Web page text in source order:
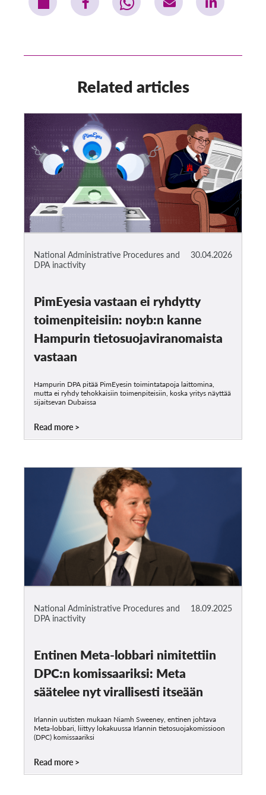
Related articles
30.04.2026
National Administrative Procedures and
DPA inactivity
PimEyesia vastaan ei ryhdytty
toimenpiteisiin: noyb:n kanne
Hampurin tietosuojaviranomaista
vastaan
Hampurin DPA pitää PimEyesin toimintatapoja laittomina,
mutta ei ryhdy tehokkaisiin toimenpiteisiin, koska yritys näyttää
sijaitsevan Dubaissa
Read more
18.09.2025
National Administrative Procedures and
DPA inactivity
Entinen Meta-lobbari nimitettiin
DPC:n komissaariksi: Meta
säätelee nyt virallisesti itseään
Irlannin uutisten mukaan Niamh Sweeney, entinen johtava
Meta-lobbari, liittyy lokakuussa Irlannin tietosuojakomissioon
(DPC) komissaariksi
Read more